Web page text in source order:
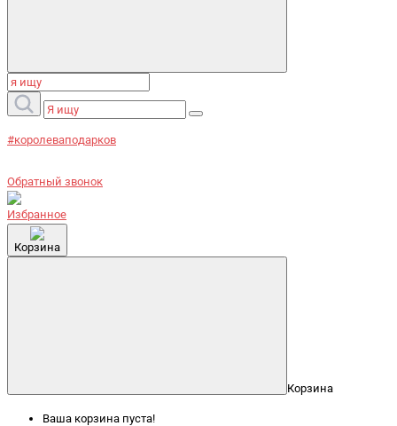
#королеваподарков
Обратный звонок
Избранное
Корзина
Корзина
Ваша корзина пуста!